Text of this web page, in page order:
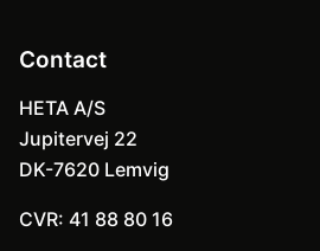
Contact
HETA A/S
Jupitervej 22
DK-7620 Lemvig
CVR: 41 88 80 16